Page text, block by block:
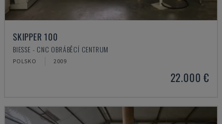
SKIPPER 100
BIESSE - CNC OBRÁBĚCÍ CENTRUM
POLSKO 2009
22.000 €